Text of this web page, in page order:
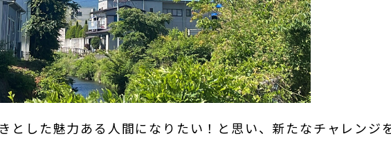
とした魅力ある人間になりたい！と思い、新たなチャレンジ